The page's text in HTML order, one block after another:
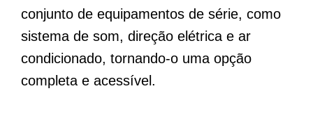
conjunto de equipamentos de série, como
sistema de som, direção elétrica e ar
condicionado, tornando-o uma opção
completa e acessível.